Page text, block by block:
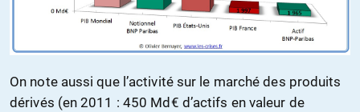
On note aussi que l’activité sur le marché des produits
dérivés (en 2011 : 450 Md€ d’actifs en valeur de